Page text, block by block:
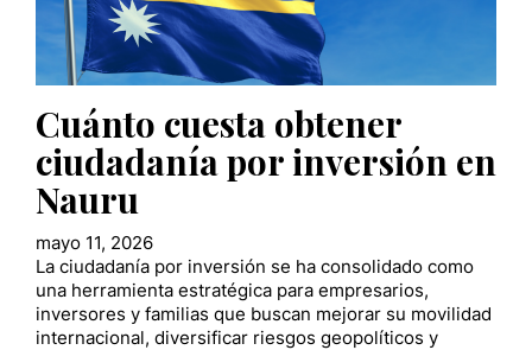
Cuánto cuesta obtener
ciudadanía por inversión en
Nauru
mayo 11, 2026
La ciudadanía por inversión se ha consolidado como
una herramienta estratégica para empresarios,
inversores y familias que buscan mejorar su movilidad
internacional, diversificar riesgos geopolíticos y